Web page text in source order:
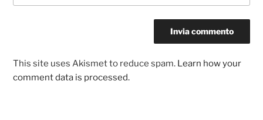
This site uses Akismet to reduce spam. Learn how your
comment data is processed.